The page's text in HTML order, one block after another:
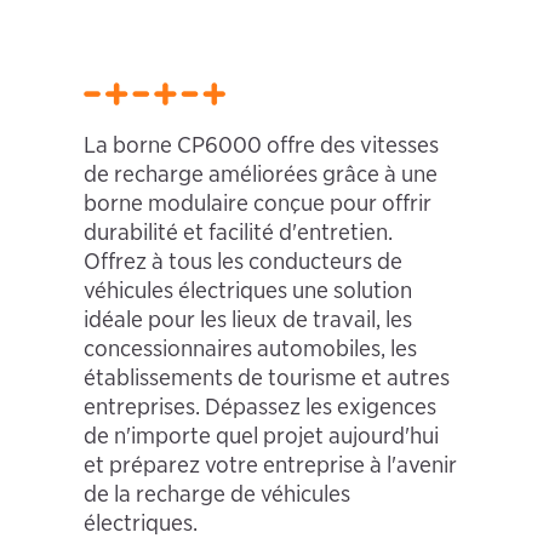
La borne CP6000 offre des vitesses
de recharge améliorées grâce à une
borne modulaire conçue pour offrir
durabilité et facilité d'entretien.
Offrez à tous les conducteurs de
véhicules électriques une solution
idéale pour les lieux de travail, les
concessionnaires automobiles, les
établissements de tourisme et autres
entreprises. Dépassez les exigences
de n'importe quel projet aujourd'hui
et préparez votre entreprise à l'avenir
de la recharge de véhicules
électriques.